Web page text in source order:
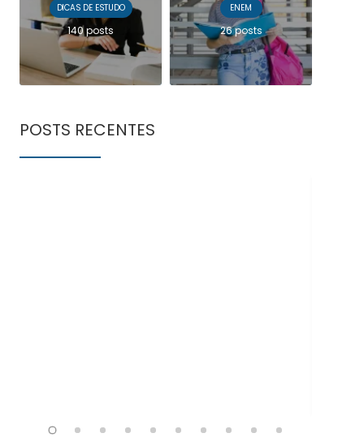
DICAS DE ESTUDO
140 posts
ENEM
26 posts
POSTS RECENTES